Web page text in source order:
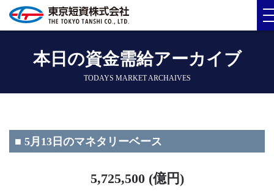
本日の資金需給アーカイブ
TODAYS MARKET ARCHAIVES
■ 5月13日のマネタリーベース
5,725,500 (億円)